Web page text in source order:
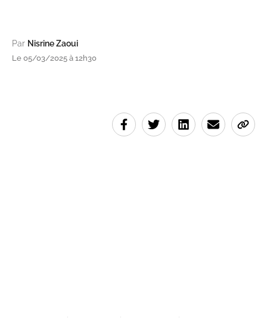
Par Nisrine Zaoui
Le 05/03/2025 à 12h30